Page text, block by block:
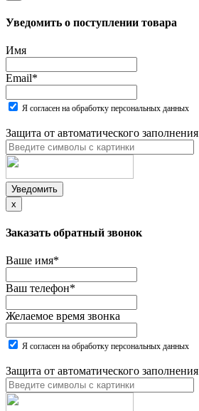
Уведомить о поступлении товара
Имя
Email*
Я согласен на обработку персональных данных
Защита от автоматического заполнения
Уведомить
x
Заказать обратный звонок
Ваше имя*
Ваш телефон*
Желаемое время звонка
Я согласен на обработку персональных данных
Защита от автоматического заполнения